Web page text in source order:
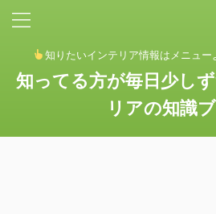
知りたいインテリア情報はメニュ
知ってる方が毎日少し
リアの知識